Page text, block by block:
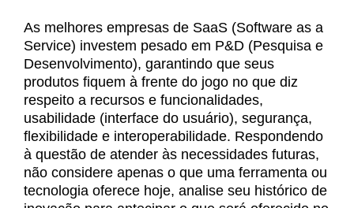
As melhores empresas de SaaS (Software as a
Service) investem pesado em P&D (Pesquisa e
Desenvolvimento), garantindo que seus
produtos fiquem à frente do jogo no que diz
respeito a recursos e funcionalidades,
usabilidade (interface do usuário), segurança,
flexibilidade e interoperabilidade. Respondendo
à questão de atender às necessidades futuras,
não considere apenas o que uma ferramenta ou
tecnologia oferece hoje, analise seu histórico de